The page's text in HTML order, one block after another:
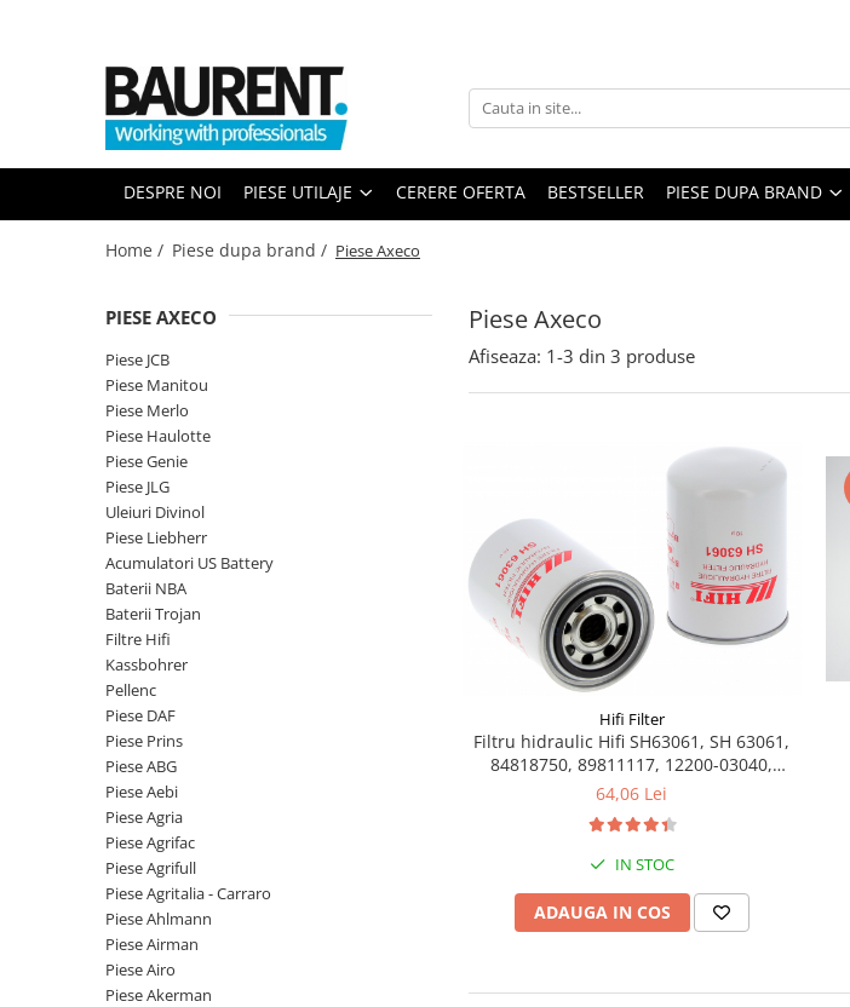
PIESE UTILAJE
Atasamente
Dinti cupa excavator
Furci stivuitor
Matura stivuitor
Plug deszapezire
Cupla rapida
Piese transmisie
Diverse piese transmisie
Piese ambreiaj
Angrenaje transmisie
Grupuri conice
Convertizoare
Cruce cardan
Disc frictiune
Roti teren accidentat
Roti non-marking
Piulite roata
Butuc roata
PIESE DUPA BRAND
Piese Upright
Piese Multimarca
Acumulatori US Battery
Baterii Trojan
Piese Komatsu
Piese motor Cummins
Piese motor Hatz
Piese Kubota
Piese motor Deutz
Piese Caterpillar
Piese Volvo
Piese motor Yanmar
Piese Snorkel
Piese John Deere
Piese Vapormatic
Piese utilaje Fendt
Piese Case IH
Piese Dana Spicer
Piese Skyjack
Piese Bobcat
DESPRE NOI PIESE UTILAJE CERERE OFERTA BESTSELLER PIESE DUPA BRAND
Home / Piese dupa brand / Piese Axeco
Piese Axeco
PIESE AXECO
Piese JCB
Piese Manitou
Piese Merlo
Piese Haulotte
Piese Genie
Piese JLG
Uleiuri Divinol
Piese Liebherr
Acumulatori US Battery
Baterii NBA
Baterii Trojan
Filtre Hifi
Kassbohrer
Pellenc
Piese DAF
Piese Prins
Piese ABG
Piese Aebi
Piese Agria
Piese Agrifac
Piese Agrifull
Piese Agritalia - Carraro
Piese Ahlmann
Piese Airman
Piese Airo
Piese Akerman
Afiseaza: 1-3 din 3 produse
Hifi Filter
Filtru hidraulic Hifi SH63061, SH 63061,
84818750, 89811117, 12200-03040,
E6050013, 6050013
64,06 Lei
IN STOC
ADAUGA IN COS